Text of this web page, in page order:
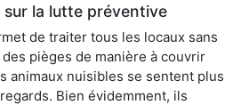
la lutte préventive
de traiter tous les locaux sans
pièges de manière à couvrir
animaux nuisibles se sentent plus
Bien évidemment, ils